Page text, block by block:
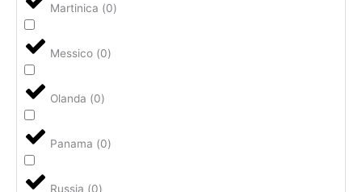
Martinica (0)
Messico (0)
Olanda (0)
Panama (0)
Russia (0)